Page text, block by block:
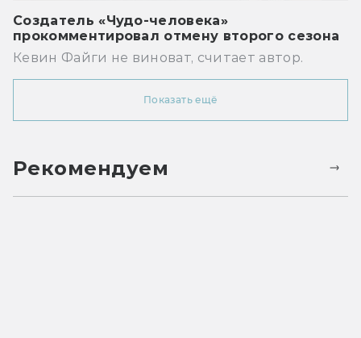
Создатель «Чудо-человека»
прокомментировал отмену второго сезона
Кевин Файги не виноват, считает автор.
Показать ещё
Рекомендуем